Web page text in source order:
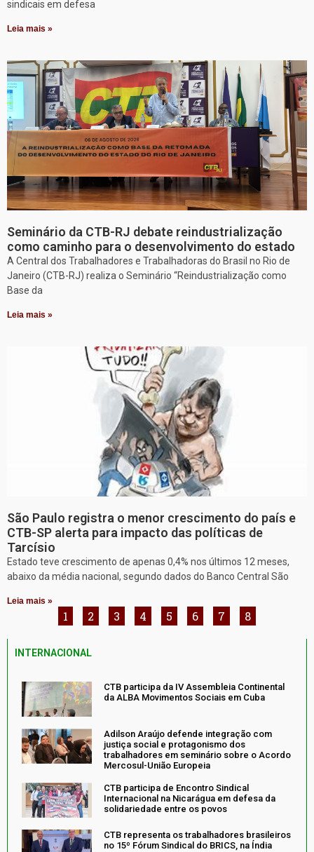
sindicais em defesa
Leia mais »
Seminário da CTB-RJ debate reindustrialização
como caminho para o desenvolvimento do estado
A Central dos Trabalhadores e Trabalhadoras do Brasil no Rio de
Janeiro (CTB-RJ) realiza o Seminário “Reindustrialização como
Base da
Leia mais »
São Paulo registra o menor crescimento do país e
CTB-SP alerta para impacto das políticas de
Tarcísio
Estado teve crescimento de apenas 0,4% nos últimos 12 meses,
abaixo da média nacional, segundo dados do Banco Central São
Leia mais »
1 2 3 4 5 6 7 8
INTERNACIONAL
CTB participa da IV Assembleia Continental
da ALBA Movimentos Sociais em Cuba
Adilson Araújo defende integração com
justiça social e protagonismo dos
trabalhadores em seminário sobre o Acordo
Mercosul-União Europeia
CTB participa de Encontro Sindical
Internacional na Nicarágua em defesa da
solidariedade entre os povos
CTB representa os trabalhadores brasileiros
no 15º Fórum Sindical do BRICS, na Índia